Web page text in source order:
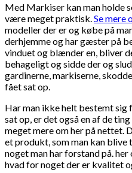
Med Markiser kan man holde
være meget praktisk. Se mere
modeller der er og købe på
derhjemme og har gæster på
vinduet og blænder en, bliver
behageligt og sidde der og
gardinerne, markiserne,
fået sat op.
Har man ikke helt bestemt sig
sat op, er det også en af de
meget mere om her på nettet.
et produkt, som man kan blive
noget man har forstand på.
hvad for noget der er kvalitet